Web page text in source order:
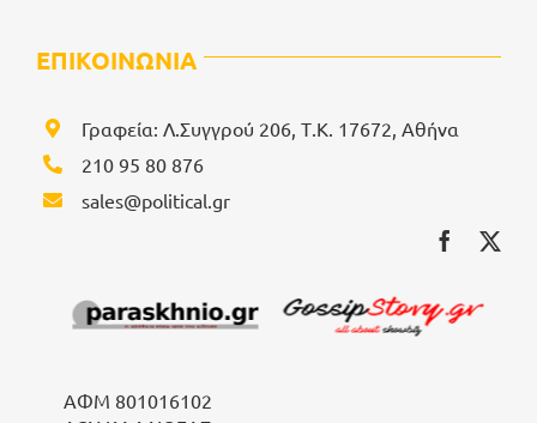
ΕΠΙΚΟΙΝΩΝΙΑ
Γραφεία: Λ.Συγγρού 206, Τ.Κ. 17672, Αθήνα
210 95 80 876
sales@political.gr
ΑΦΜ 801016102